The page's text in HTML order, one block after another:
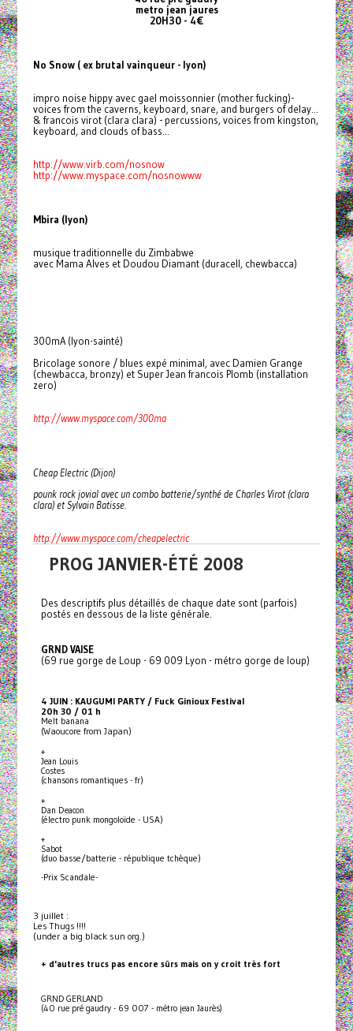
metro jean jaures
20H30 - 4€
No Snow ( ex brutal vainqueur - lyon)
impro noise hippy avec gael moissonnier (mother fucking)-
voices from the caverns, keyboard, snare, and burgers of delay...
& francois virot (clara clara) - percussions, voices from kingston,
keyboard, and clouds of bass...
http://www.virb.com/nosnow
http://www.myspace.com/nosnowww
Mbira (lyon)
musique traditionnelle du Zimbabwe
avec Mama Alves et Doudou Diamant (duracell, chewbacca)
300mA (lyon-sainté)
Bricolage sonore / blues expé minimal, avec Damien Grange
(chewbacca, bronzy) et Super Jean francois Plomb (installation
zero)
http://www.myspace.com/300ma
Cheap Electric (Dijon)
pounk rock jovial avec un combo batterie/synthé de Charles Virot (clara
clara) et Sylvain Batisse.
http://www.myspace.com/cheapelectric
PROG JANVIER-ÉTÉ 2008
Des descriptifs plus détaillés de chaque date sont (parfois)
postés en dessous de la liste générale.
GRND VAISE
(69 rue gorge de Loup - 69 009 Lyon - métro gorge de loup)
4 JUIN : KAUGUMI PARTY / Fuck Ginioux Festival
20h 30 / 01 h
Melt banana
(Waoucore from Japan)
+
Jean Louis
Costes
(chansons romantiques - fr)
+
Dan Deacon
(électro punk mongoloïde - USA)
+
Sabot
(duo basse/batterie - république tchèque)
-Prix Scandale-
3 juillet :
Les Thugs !!!!
(under a big black sun org.)
+ d'autres trucs pas encore sûrs mais on y croit très fort
GRND GERLAND
(40 rue pré gaudry - 69 007 - métro jean Jaurès)